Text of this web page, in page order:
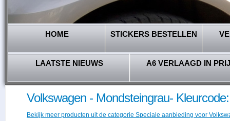
HOME STICKERS BESTELLEN
LAATSTE NIEUWS A6 VERLAAGD IN
Volkswagen - Mondsteingrau-
Bekijk meer producten uit de categorie Speciale aanbieding voor